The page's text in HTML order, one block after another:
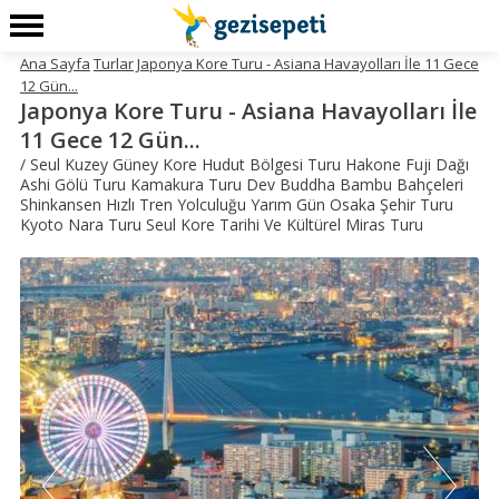
Ana Sayfa TurlarJaponya Kore Turu - Asiana Havayolları İle 11 Gece
12 Gün...
Japonya Kore Turu - Asiana Havayolları İle
11 Gece 12 Gün...
/ Seul Kuzey Güney Kore Hudut Bölgesi Turu Hakone Fuji Dağı
Ashi Gölü Turu Kamakura Turu Dev Buddha Bambu Bahçeleri
Shinkansen Hızlı Tren Yolculuğu Yarım Gün Osaka Şehir Turu
Kyoto Nara Turu Seul Kore Tarihi Ve Kültürel Miras Turu